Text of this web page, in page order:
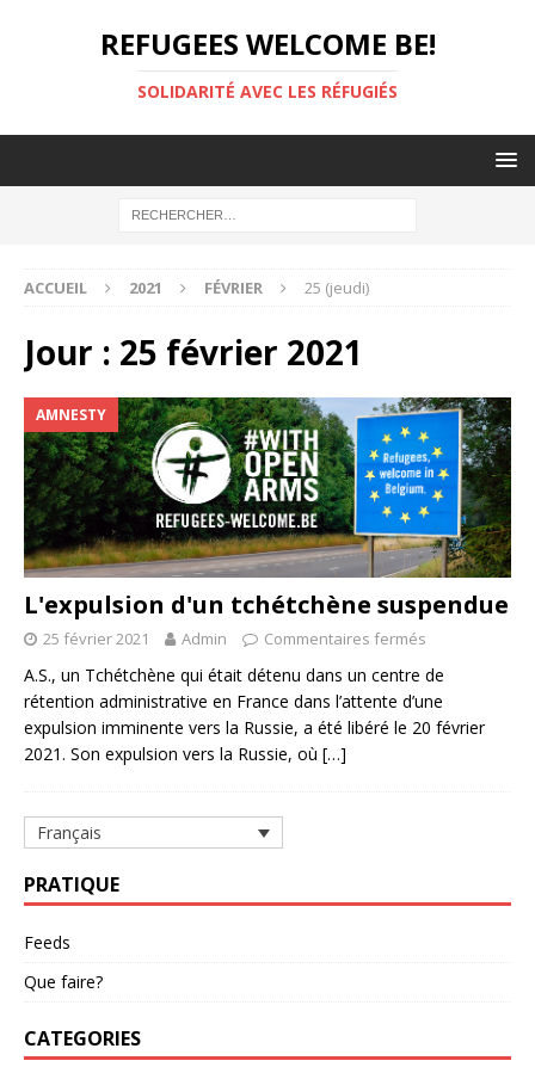
REFUGEES WELCOME BE!
SOLIDARITÉ AVEC LES RÉFUGIÉS
ACCUEIL 2021 FÉVRIER 25 (jeudi)
Jour : 25 février 2021
AMNESTY
L'expulsion d'un tchétchène suspendue
25 février 2021 Admin Commentaires fermés
A.S., un Tchétchène qui était détenu dans un centre de
rétention administrative en France dans l’attente d’une
expulsion imminente vers la Russie, a été libéré le 20 février
2021. Son expulsion vers la Russie, où […]
Français
PRATIQUE
Feeds
Que faire?
CATEGORIES